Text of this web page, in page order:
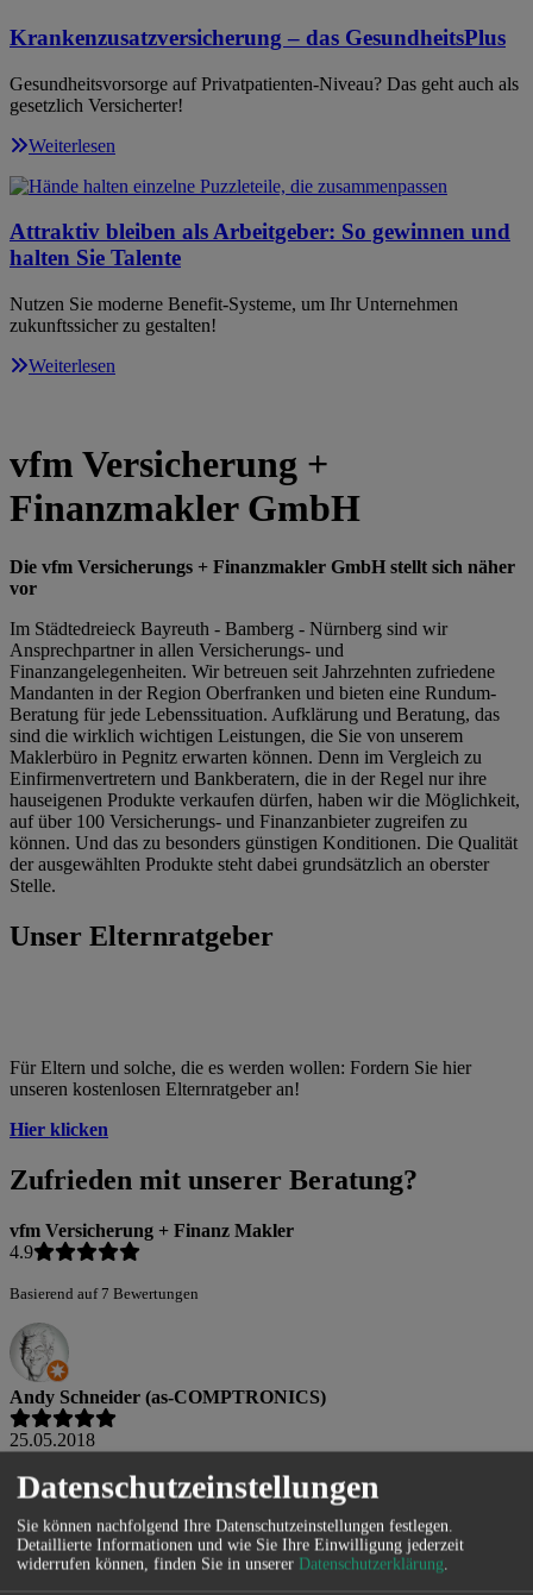
Krankenzusatzversicherung – das GesundheitsPlus
Gesundheitsvorsorge auf Privatpatienten-Niveau? Das geht auch als
gesetzlich Versicherter!
Weiterlesen
Attraktiv bleiben als Arbeitgeber: So gewinnen und
halten Sie Talente
Nutzen Sie moderne Benefit-Systeme, um Ihr Unternehmen
zukunftssicher zu gestalten!
Weiterlesen
vfm Versicherung +
Finanzmakler GmbH
Die vfm Versicherungs + Finanzmakler GmbH stellt sich näher
vor
Im Städtedreieck Bayreuth - Bamberg - Nürnberg sind wir
Ansprechpartner in allen Versicherungs- und
Finanzangelegenheiten. Wir betreuen seit Jahr­zehn­ten zu­frie­dene
Man­dan­ten in der Re­gion Ober­fran­ken und bieten eine Rundum-
Beratung für jede Lebenssituation. Aufklärung und Beratung, das
sind die wirklich wichtigen Leistungen, die Sie von unserem
Maklerbüro in Pegnitz erwarten können. Denn im Vergleich zu
Einfirmenvertretern und Bankberatern, die in der Regel nur ihre
hauseigenen Produkte verkaufen dürfen, haben wir die Möglichkeit,
auf über 100 Versicherungs- und Finanzanbieter zugreifen zu
können. Und das zu besonders günstigen Konditionen. Die Qualität
der ausgewählten Produkte steht dabei grundsätzlich an oberster
Stelle.
Unser Elternratgeber
Für Eltern und solche, die es werden wollen: Fordern Sie hier
unseren kostenlosen Elternratgeber an!
Hier klicken
Zufrieden mit unserer Beratung?
vfm Versicherung + Finanz Makler
4.9
Basierend auf 7 Bewertungen
Andy Schneider (as-COMPTRONICS)
25.05.2018
Top Gesellschaft!
Datenschutzeinstellungen
Sie können nachfolgend Ihre Datenschutzeinstellungen festlegen.
Detaillierte Informationen und wie Sie Ihre Einwilligung jederzeit
widerrufen können, finden Sie in unserer Datenschutzerklärung.